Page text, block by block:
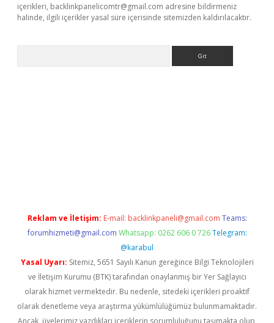
içerikleri, backlinkpanelicomtr@gmail.com adresine bildirmeniz
halinde, ilgili içerikler yasal süre içerisinde sitemizden kaldırılacaktır.
Reklam ve İletişim: E-mail: backlinkpaneli@gmail.com Teams:
forumhizmeti@gmail.com Whatsapp: 0262 606 0 726 Telegram:
@karabul
Yasal Uyarı: Sitemiz, 5651 Sayılı Kanun gereğince Bilgi Teknolojileri
ve İletişim Kurumu (BTK) tarafından onaylanmış bir Yer Sağlayıcı
olarak hizmet vermektedir. Bu nedenle, sitedeki içerikleri proaktif
olarak denetleme veya araştırma yükümlülüğümüz bulunmamaktadır.
Ancak, üyelerimiz yazdıkları içeriklerin sorumluluğunu taşımakta olup,